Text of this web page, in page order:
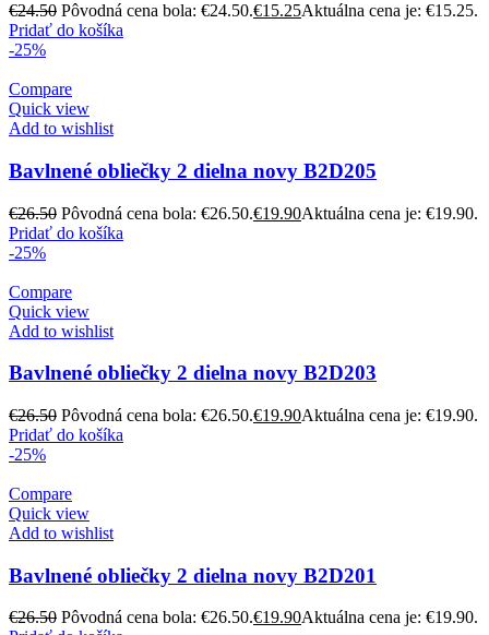
€24.50 Pôvodná cena bola: €24.50.€15.25Aktuálna cena je: €15.25.
Pridať do košíka
-25%
Compare
Quick view
Add to wishlist
Bavlnené obliečky 2 dielna novy B2D205
€26.50 Pôvodná cena bola: €26.50.€19.90Aktuálna cena je: €19.90.
Pridať do košíka
-25%
Compare
Quick view
Add to wishlist
Bavlnené obliečky 2 dielna novy B2D203
€26.50 Pôvodná cena bola: €26.50.€19.90Aktuálna cena je: €19.90.
Pridať do košíka
-25%
Compare
Quick view
Add to wishlist
Bavlnené obliečky 2 dielna novy B2D201
€26.50 Pôvodná cena bola: €26.50.€19.90Aktuálna cena je: €19.90.